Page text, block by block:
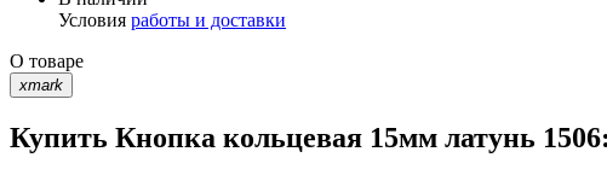
Условия работы и доставки
О товаре
xmark
Купить Кнопка кольцевая 15мм латунь